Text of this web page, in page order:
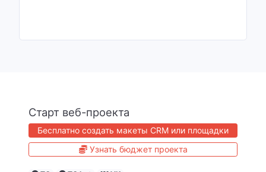
Старт веб-проекта
Бесплатно создать макеты CRM или площадки
Узнать бюджет проекта